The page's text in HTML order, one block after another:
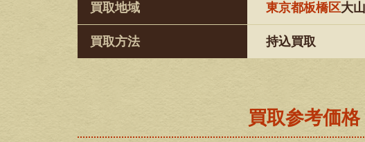
買取地域 東京都板橋区大
買取方法 持込買取
買取参考価格